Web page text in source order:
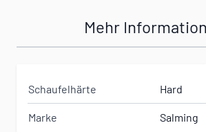
Mehr
Schaufelhärte Hard
Marke Salming